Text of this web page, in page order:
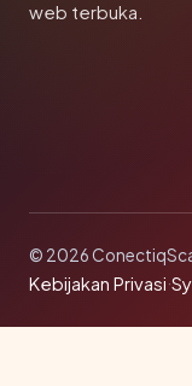
web terbuka.
© 2026
Kebijakan Privasi·